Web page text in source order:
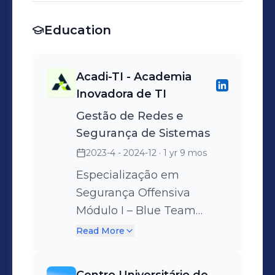
Vulnerabilidades em
testes de plataformas
internas da empresa.
Education
Acadi-TI - Academia
Inovadora de TI
Gestão de Redes e
Segurança de Sistemas
2023-4 - 2024-12 · 1 yr 9 mos
Especialização em
Segurança Offensiva
Módulo I – Blue Team
(CSAE) Legislação aplicada
Read More